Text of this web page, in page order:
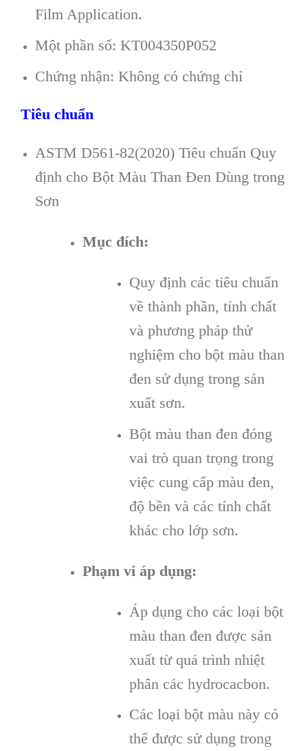
Film Application.
Một phần số: KT004350P052
Chứng nhận: Không có chứng chỉ
Tiêu chuẩn
ASTM D561-82(2020) Tiêu chuẩn Quy
định cho Bột Màu Than Đen Dùng trong
Sơn
Mục đích:
Quy định các tiêu chuẩn
về thành phần, tính chất
và phương pháp thử
nghiệm cho bột màu than
đen sử dụng trong sản
xuất sơn.
Bột màu than đen đóng
vai trò quan trọng trong
việc cung cấp màu đen,
độ bền và các tính chất
khác cho lớp sơn.
Phạm vi áp dụng:
Áp dụng cho các loại bột
màu than đen được sản
xuất từ quá trình nhiệt
phân các hydrocacbon.
Các loại bột màu này có
thể được sử dụng trong